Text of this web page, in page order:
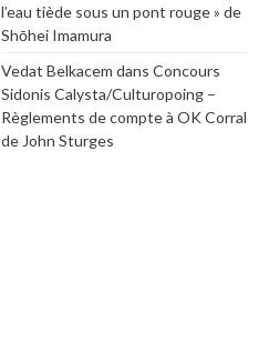
l’eau tiède sous un pont rouge » de
Shōhei Imamura
Vedat Belkacem dans Concours
Sidonis Calysta/Culturopoing –
Règlements de compte à OK Corral
de John Sturges